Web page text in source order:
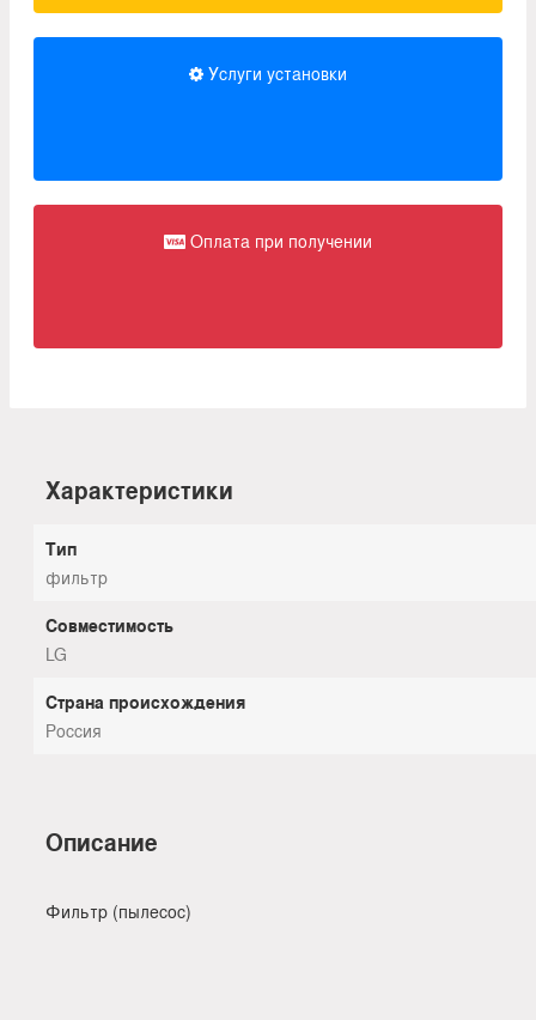
Услуги установки
Оплата при получении
Характеристики
Тип
фильтр
Совместимость
LG
Страна происхождения
Россия
Описание
Фильтр (пылесос)